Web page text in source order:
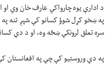
د ادارې يوه چارواکي عارف خان وي
په ښخو کړل شوؤ کسانو کې شپږ تنه
سره تعلق لرونکې ښځه وه، او د دې
په دې وروستیو کې چې په افغانستان